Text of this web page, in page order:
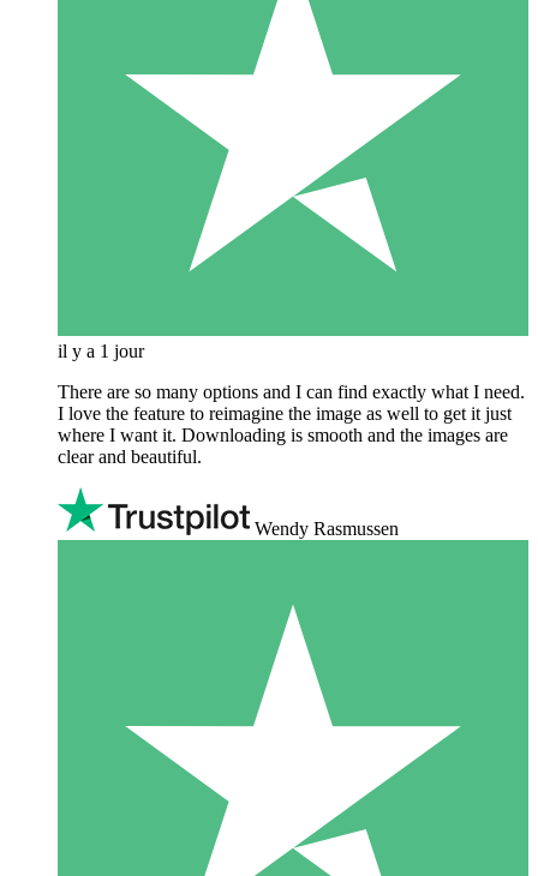
il y a 1 jour
There are so many options and I can find exactly what I need.
I love the feature to reimagine the image as well to get it just
where I want it. Downloading is smooth and the images are
clear and beautiful.
Wendy Rasmussen